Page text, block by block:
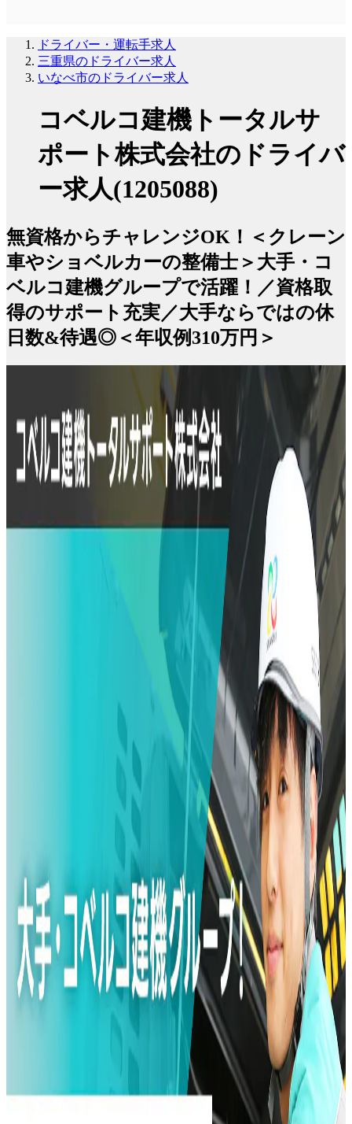
ドライバー・運転手求人
三重県のドライバー求人
いなべ市のドライバー求人
コベルコ建機トータルサ
ポート株式会社のドライバ
ー求人(1205088)
無資格からチャレンジOK！＜クレーン
車やショベルカーの整備士＞大手・コ
ベルコ建機グループで活躍！／資格取
得のサポート充実／大手ならではの休
日数&待遇◎＜年収例310万円＞